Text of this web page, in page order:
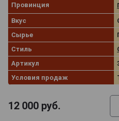
Провинция
Вкус
Сырье
Стиль
Артикул
Условия продаж
12 000 руб.